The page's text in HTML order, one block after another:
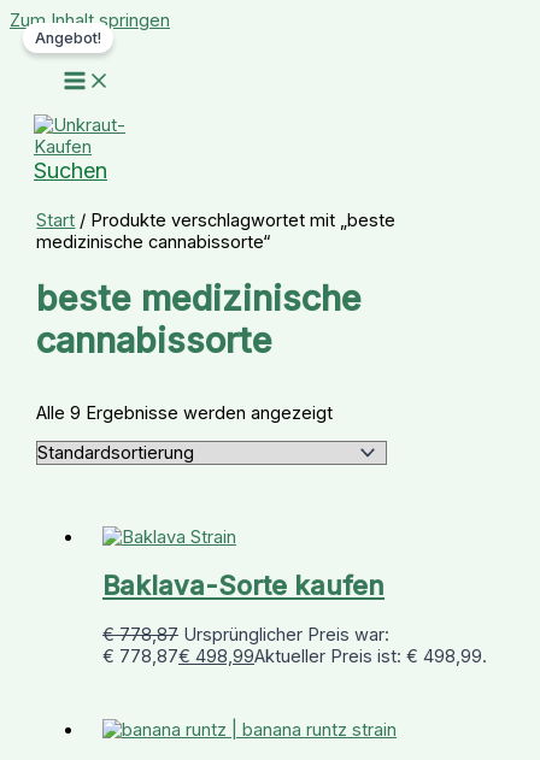
Zum Inhalt springen
Suchen
Start / Produkte verschlagwortet mit „beste
medizinische cannabissorte“
beste medizinische
cannabissorte
Alle 9 Ergebnisse werden angezeigt
Angebot!
Baklava-Sorte kaufen
€778,87 Ursprünglicher Preis war:
€ 778,87€ 498,99Aktueller Preis ist: € 498,99.